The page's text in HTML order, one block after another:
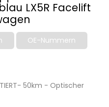
LX5R Facelift
OE-Nummern
50km - Optischer